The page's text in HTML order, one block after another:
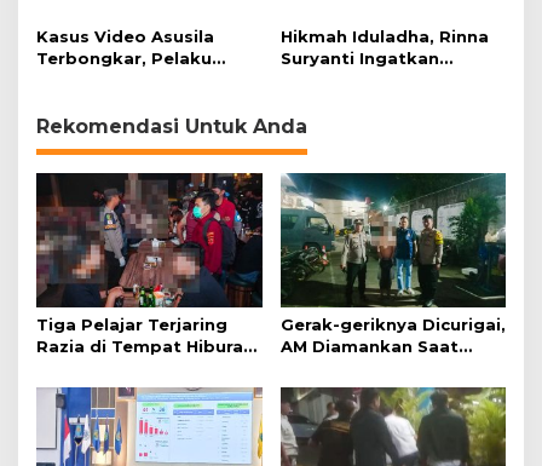
Momentum Harjad ke-
599
Bencana
Kasus Video Asusila
Terbongkar, Pelaku
Hikmah Iduladha, Rinna
Suryanti Ingatkan
Rekomendasi Untuk Anda
Tiga Pelajar Terjaring
Razia di Tempat Hiburan
Gerak-geriknya Dicurigai,
AM Diamankan Saat